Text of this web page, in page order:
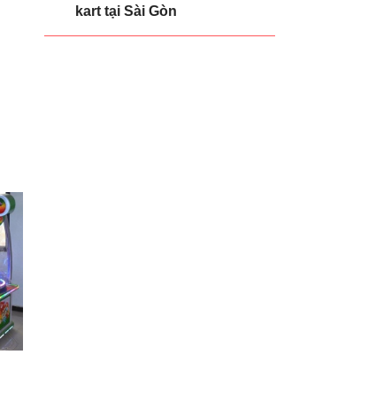
kart tại Sài Gòn